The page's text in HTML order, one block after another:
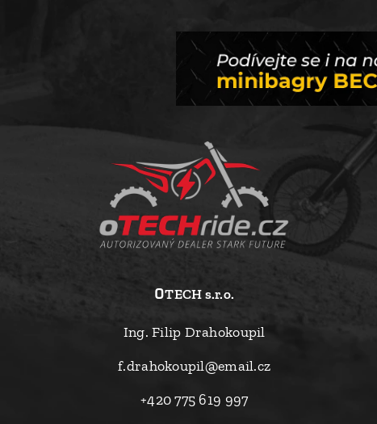
oTECH s.r.o.
Ing. Filip Drahokoupil
f.drahokoupil@email.cz
+420 775 619 997